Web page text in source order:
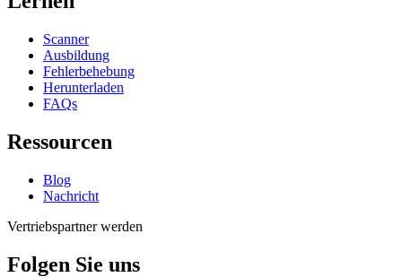
Scanner
Ausbildung
Fehlerbehebung
Herunterladen
FAQs
Ressourcen
Blog
Nachricht
Vertriebspartner werden
Folgen Sie uns